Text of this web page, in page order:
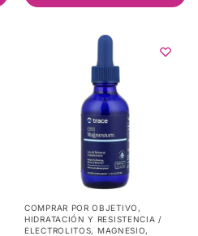
COMPRAR POR OBJETIVO ,
HIDRATACIÓN Y RESISTENCIA /
ELECTROLITOS, MAGNESIO,